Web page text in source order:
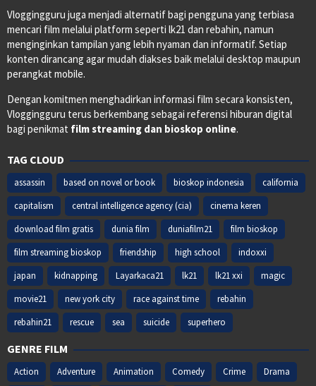
Vloggingguru juga menjadi alternatif bagi pengguna yang terbiasa
mencari film melalui platform seperti lk21 dan rebahin, namun
menginginkan tampilan yang lebih nyaman dan informatif. Setiap
konten dirancang agar mudah diakses baik melalui desktop maupun
perangkat mobile.
Dengan komitmen menghadirkan informasi film secara konsisten,
Vloggingguru terus berkembang sebagai referensi hiburan digital
bagi penikmat film streaming dan bioskop online.
TAG CLOUD
assassin based on novel or book bioskop indonesia
california
capitalism
central intelligence agency (cia)
cinema keren
download film gratis
dunia film duniafilm21
film bioskop
film streaming bioskop
friendship high school
indoxxi
japan
kidnapping Layarkaca21 lk21 lk21 xxi
magic
movie21
new york city race against time
rebahin
rebahin21
rescue sea suicide superhero
GENRE FILM
Action Adventure Animation Comedy Crime Drama